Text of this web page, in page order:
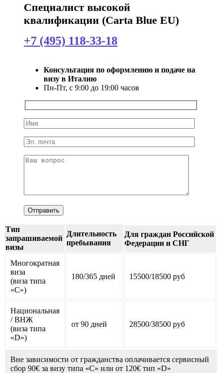
Специалист высокой
квалификации (Carta Blue EU)
+7 (495) 118-33-18
Консультация по оформлению и подаче на
визу в Италию
Пн-Пт, с 9:00 до 19:00 часов
Тип
запрашиваемой
визы
Длительность
пребывания
Для граждан Российской
Федерации и СНГ
Многократная
виза
(виза типа
«С»)
180/365 дней 15500/18500 руб
Национальная
/ ВНЖ
(виза типа
«D»)
от 90 дней 28500/38500 руб
Вне зависимости от гражданства оплачивается сервисный
сбор 90€ за визу типа «C» или от 120€ тип «D»